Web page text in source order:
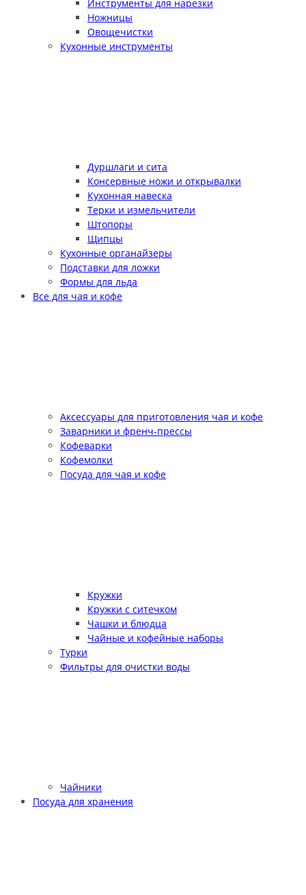
Инструменты для нарезки
Ножницы
Овощечистки
Кухонные инструменты
Дуршлаги и сита
Консервные ножи и открывалки
Кухонная навеска
Терки и измельчители
Штопоры
Щипцы
Кухонные органайзеры
Подставки для ложки
Формы для льда
Все для чая и кофе
Аксессуары для приготовления чая и кофе
Заварники и френч-прессы
Кофеварки
Кофемолки
Посуда для чая и кофе
Кружки
Кружки с ситечком
Чашки и блюдца
Чайные и кофейные наборы
Турки
Фильтры для очистки воды
Чайники
Посуда для хранения